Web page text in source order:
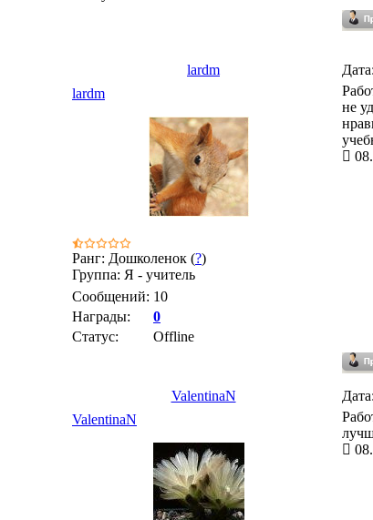
lardm
lardm
Ранг: Дошколенок (?)
Группа: Я - учитель
Сообщений: 10
Награды:
0
Статус:
Offline
не
ValentinaN
ValentinaN